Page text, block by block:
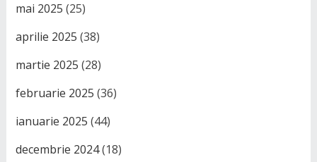
mai 2025 (25)
aprilie 2025 (38)
martie 2025 (28)
februarie 2025 (36)
ianuarie 2025 (44)
decembrie 2024(18)